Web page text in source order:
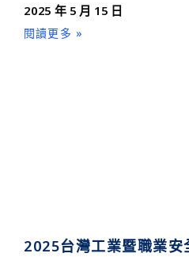
2025 年 5 月 15 日
閱讀更多 »
2025台灣工業暨職業安